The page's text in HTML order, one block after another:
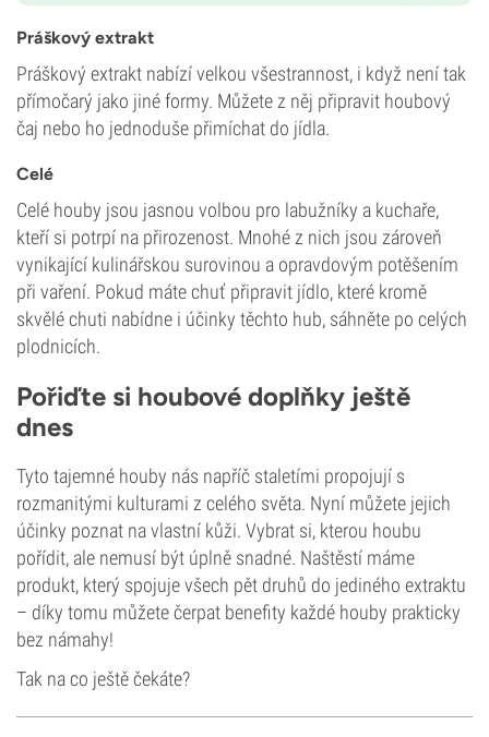
Práškový extrakt
Práškový extrakt nabízí velkou všestrannost, i když není tak
přímočarý jako jiné formy. Můžete z něj připravit houbový
čaj nebo ho jednoduše přimíchat do jídla.
Celé
Celé houby jsou jasnou volbou pro labužníky a kuchaře,
kteří si potrpí na přirozenost. Mnohé z nich jsou zároveň
vynikající kulinářskou surovinou a opravdovým potěšením
při vaření. Pokud máte chuť připravit jídlo, které kromě
skvělé chuti nabídne i účinky těchto hub, sáhněte po celých
plodnicích.
Pořiďte si houbové doplňky ještě
dnes
Tyto tajemné houby nás napříč staletími propojují s
rozmanitými kulturami z celého světa. Nyní můžete jejich
účinky poznat na vlastní kůži. Vybrat si, kterou houbu
pořídit, ale nemusí být úplně snadné. Naštěstí máme
produkt, který spojuje všech pět druhů do jediného extraktu
– díky tomu můžete čerpat benefity každé houby prakticky
bez námahy!
Tak na co ještě čekáte?